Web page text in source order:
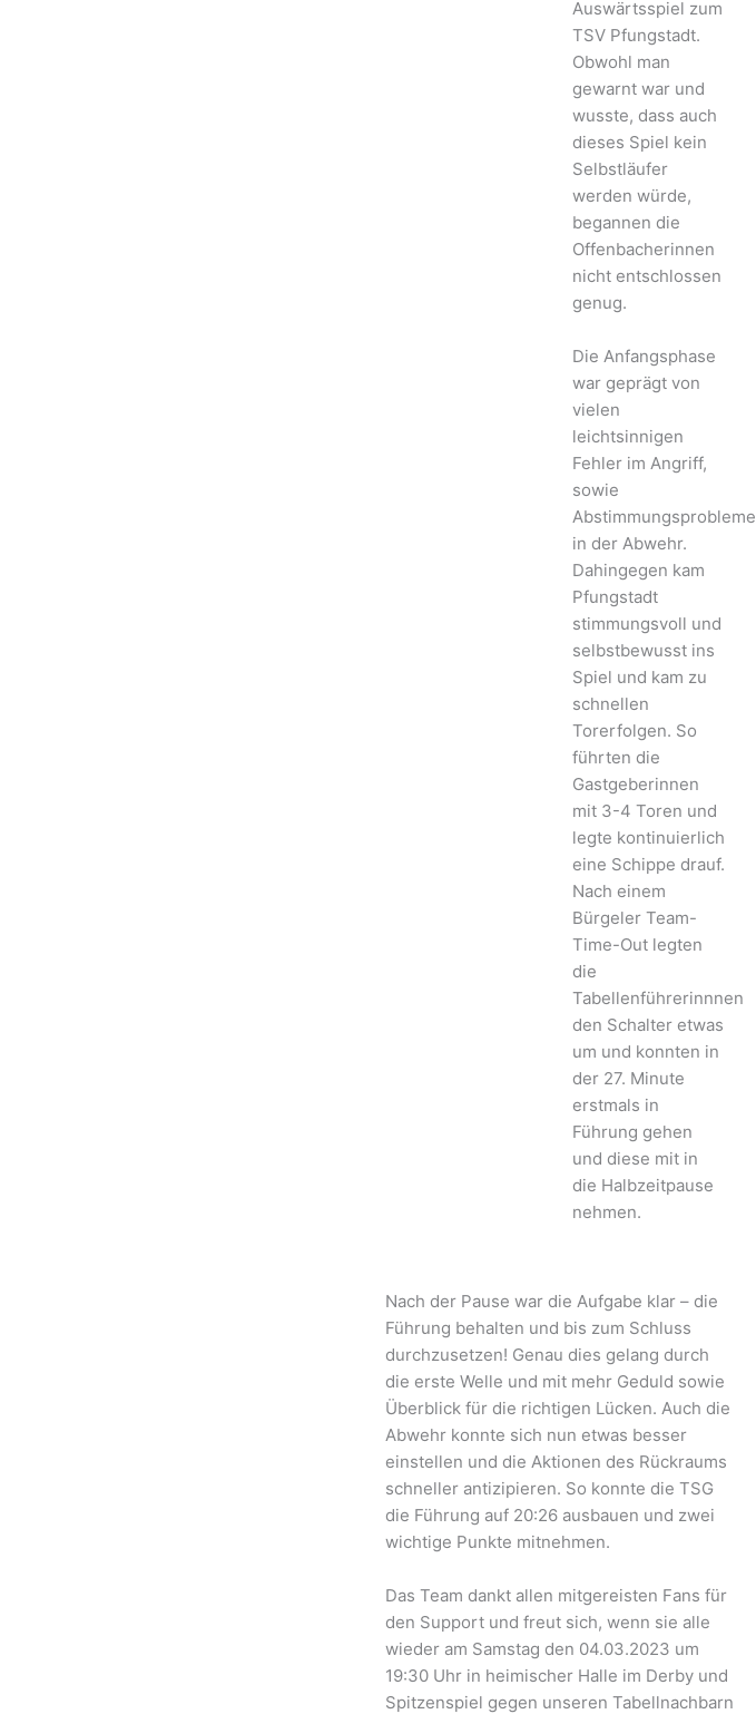
Auswärtsspiel zum
TSV Pfungstadt.
Obwohl man
gewarnt war und
wusste, dass auch
dieses Spiel kein
Selbstläufer
werden würde,
begannen die
Offenbacherinnen
nicht entschlossen
genug.
Die Anfangsphase
war geprägt von
vielen
leichtsinnigen
Fehler im Angriff,
sowie
Abstimmungsprobleme
in der Abwehr.
Dahingegen kam
Pfungstadt
stimmungsvoll und
selbstbewusst ins
Spiel und kam zu
schnellen
Torerfolgen. So
führten die
Gastgeberinnen
mit 3-4 Toren und
legte kontinuierlich
eine Schippe drauf.
Nach einem
Bürgeler Team-
Time-Out legten
die
Tabellenführerinnnen
den Schalter etwas
um und konnten in
der 27. Minute
erstmals in
Führung gehen
und diese mit in
die Halbzeitpause
nehmen.
Nach der Pause war die Aufgabe klar – die
Führung behalten und bis zum Schluss
durchzusetzen! Genau dies gelang durch
die erste Welle und mit mehr Geduld sowie
Überblick für die richtigen Lücken. Auch die
Abwehr konnte sich nun etwas besser
einstellen und die Aktionen des Rückraums
schneller antizipieren. So konnte die TSG
die Führung auf 20:26 ausbauen und zwei
wichtige Punkte mitnehmen.
Das Team dankt allen mitgereisten Fans für
den Support und freut sich, wenn sie alle
wieder am Samstag den 04.03.2023 um
19:30 Uhr in heimischer Halle im Derby und
Spitzenspiel gegen unseren Tabellnachbarn